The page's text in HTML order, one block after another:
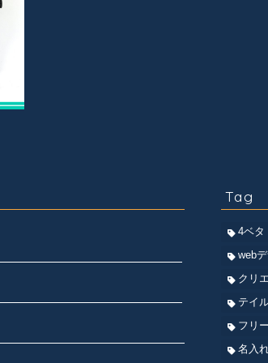
Tag
4ベタ
web
クリ
テイ
フリ
名入